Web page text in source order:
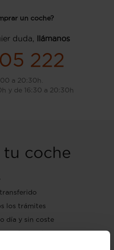
un coche?
duda, llámanos
222
a 20:30h.
y de 16:30 a 20:30h
tu coche
los trámites
día y sin coste
forma de pago